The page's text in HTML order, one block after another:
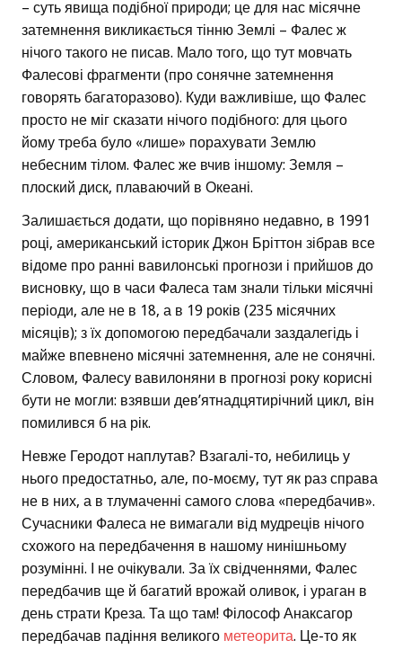
– суть явища подібної природи; це для нас місячне
затемнення викликається тінню Землі – Фалес ж
нічого такого не писав. Мало того, що тут мовчать
Фалесові фрагменти (про сонячне затемнення
говорять багаторазово). Куди важливіше, що Фалес
просто не міг сказати нічого подібного: для цього
йому треба було «лише» порахувати Землю
небесним тілом. Фалес же вчив іншому: Земля –
плоский диск, плаваючий в Океані.
Залишається додати, що порівняно недавно, в 1991
році, американський історик Джон Бріттон зібрав все
відоме про ранні вавилонські прогнози і прийшов до
висновку, що в часи Фалеса там знали тільки місячні
періоди, але не в 18, а в 19 років (235 місячних
місяців); з їх допомогою передбачали заздалегідь і
майже впевнено місячні затемнення, але не сонячні.
Словом, Фалесу вавилоняни в прогнозі року корисні
бути не могли: взявши дев’ятнадцятирічний цикл, він
помилився б на рік.
Невже Геродот наплутав? Взагалі-то, небилиць у
нього предостатньо, але, по-моєму, тут як раз справа
не в них, а в тлумаченні самого слова «передбачив».
Сучасники Фалеса не вимагали від мудреців нічого
схожого на передбачення в нашому нинішньому
розумінні. І не очікували. За їх свідченнями, Фалес
передбачив ще й багатий врожай оливок, і ураган в
день страти Креза. Та що там! Філософ Анаксагор
передбачав падіння великого метеорита. Це-то як